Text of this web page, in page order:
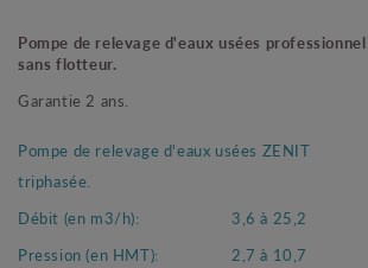
Pompe de relevage d'eaux usées
sans flotteur.
Garantie 2 ans.
Pompe de relevage d'eaux usées ZENIT
triphasée.
Débit (en m3/h):
3,6 à 25,2
Pression (en HMT):
2,7 à 10,7